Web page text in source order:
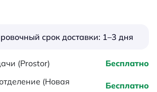
срок доставки: 1–3 дня
(Prostor)
Бесплатно
(Новая
Бесплатно